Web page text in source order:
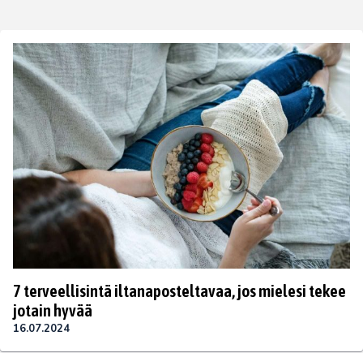
7 terveellisintä iltanaposteltavaa, jos mielesi tekee
jotain hyvää
16.07.2024